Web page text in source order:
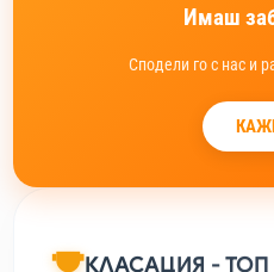
Имаш
Сподели го с нас и
КЛАСАЦИЯ - ТОП